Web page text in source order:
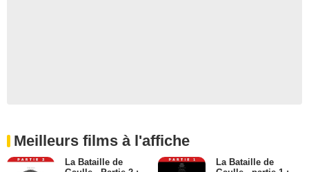
Meilleurs films à l'affiche
La Bataille de
La Bataille de